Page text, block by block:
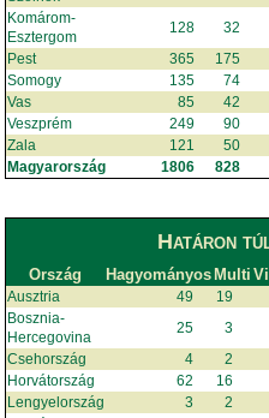
Komárom-
Esztergom
128 32
Pest
365 175
Somogy
135 74
Vas
85 42
Veszprém
249 90
Zala
121 50
Magyarország
1806 828
Határon
Ország HagyományosMulti
Ausztria 49 19
Bosznia-
Hercegovina
25 3
Csehország
4 2
Horvátország
62 16
Lengyelország
3 2